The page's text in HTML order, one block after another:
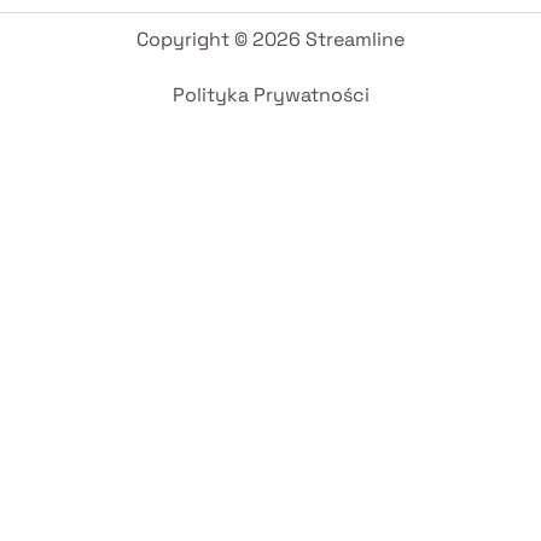
Copyright © 2026 Streamline
Polityka Prywatności